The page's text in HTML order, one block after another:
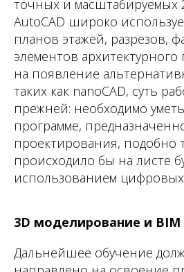
точных и масштабируемых
AutoCAD широко
планов этажей, разрезов,
элементов архитектурного
на появление
таких как nanoCAD, суть
прежней: необходимо
программе,
проектирования, подобно
происходило бы на листе
использованием
3D моделирование и
Дальнейшее обучение